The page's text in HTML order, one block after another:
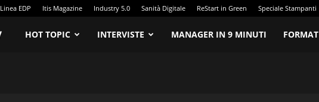
Linea EDP Itis Magazine Industry 5.0 Sanità Digitale ReStart in Green Speciale Stampanti
BitMATv
HOT TOPIC INTERVISTE MANAGER IN 9 MINUTI FORMAT